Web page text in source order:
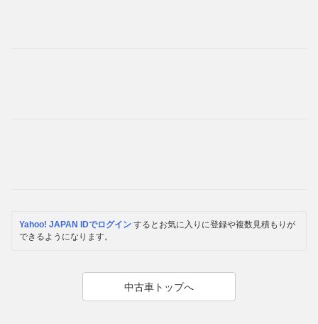
Yahoo! JAPAN IDでログイン するとお気に入りに登録や複数見積もりが
できるようになります。
中古車トップへ